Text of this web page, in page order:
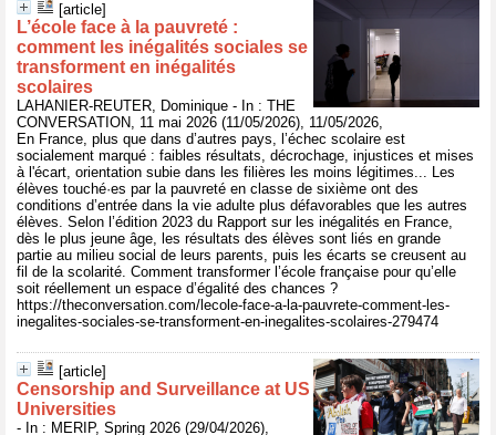
[article]
L’école face à la pauvreté :
comment les inégalités sociales se
transforment en inégalités
scolaires
LAHANIER-REUTER, Dominique - In : THE
CONVERSATION, 11 mai 2026 (11/05/2026), 11/05/2026,
En France, plus que dans d’autres pays, l’échec scolaire est
socialement marqué : faibles résultats, décrochage, injustices et mises
à l'écart, orientation subie dans les filières les moins légitimes... Les
élèves touché·es par la pauvreté en classe de sixième ont des
conditions d’entrée dans la vie adulte plus défavorables que les autres
élèves. Selon l’édition 2023 du Rapport sur les inégalités en France,
dès le plus jeune âge, les résultats des élèves sont liés en grande
partie au milieu social de leurs parents, puis les écarts se creusent au
fil de la scolarité. Comment transformer l’école française pour qu’elle
soit réellement un espace d’égalité des chances ?
https://theconversation.com/lecole-face-a-la-pauvrete-comment-les-
inegalites-sociales-se-transforment-en-inegalites-scolaires-279474
[article]
Censorship and Surveillance at US
Universities
- In : MERIP, Spring 2026 (29/04/2026),